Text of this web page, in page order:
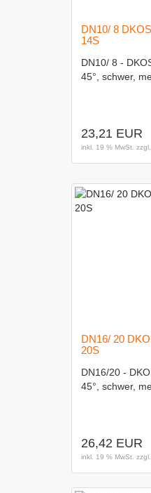
DN10/ 8
14S
DN10/ 8 -
45°, schwer,
23,21 EUR
inkl. 19 % MwSt. zzgl.
DN16/ 20
20S
DN16/20 -
45°, schwer,
26,42 EUR
inkl. 19 % MwSt. zzgl.